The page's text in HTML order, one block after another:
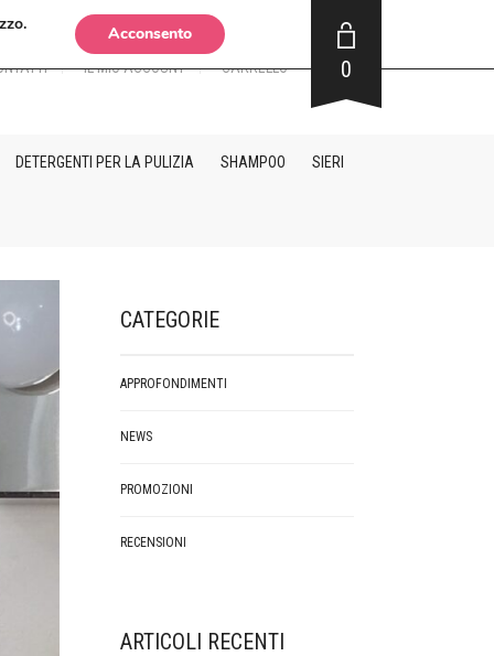
IL MIO ACCOUNT CARRELLO 0
DETERGENTI PER LA PULIZIA SHAMPOO SIERI
CATEGORIE
APPROFONDIMENTI
NEWS
PROMOZIONI
RECENSIONI
ARTICOLI RECENTI
Acconsento